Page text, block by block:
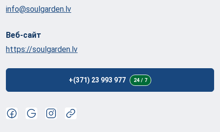
info@soulgarden.lv
Веб-сайт
https://soulgarden.lv
+(371) 23 993 977 24 / 7